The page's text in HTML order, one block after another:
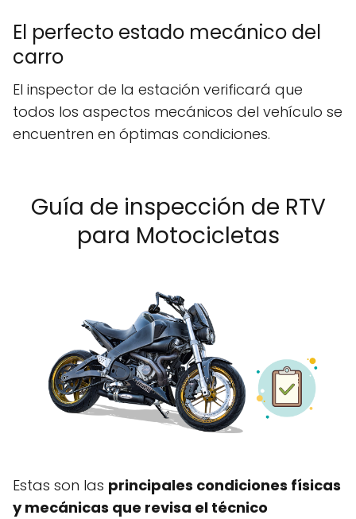
El perfecto estado mecánico del
carro
El inspector de la estación verificará que
todos los aspectos mecánicos del vehículo se
encuentren en óptimas condiciones.
Guía de inspección de RTV
para Motocicletas
Estas son las principales condiciones físicas
y mecánicas que revisa el técnico